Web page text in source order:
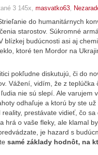
3 145x, masvatko63
do humanitárnych
starostov. Súkromné
blízkej budúcnosti asi aj
ktoré ten Mordor na
pokľudne diskutujú, či do
Vážení, vidím, že z
nie sú slepí. Ale varujem
odhaľuje a ktorú by ste
prestávate vidieť, čo
hrá o vaše fleky, ale klamal
je hazard s
samé základy hodnôt, na